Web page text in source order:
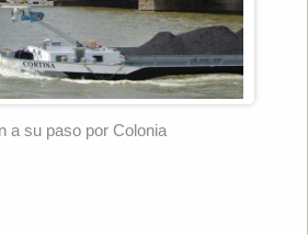
a su paso por Colonia